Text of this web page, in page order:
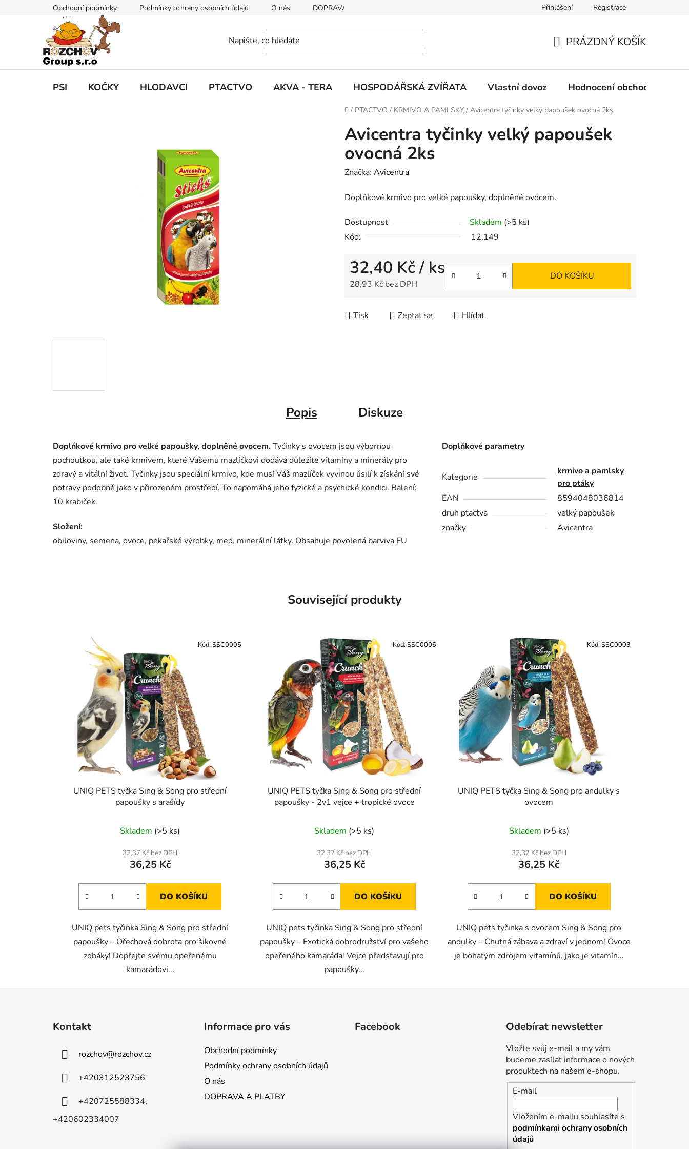
n
Obchodní podmínky Podmínky ochrany osobních údajů O nás DOPRAVA A PLATBY Přihlášení Registrace
K
U
O
PRÁZDNÝ KOŠÍK
PSI KOČKY HLODAVCI PTACTVO AKVA - TERA HOSPODÁŘSKÁ ZVÍŘATA Vlastní dovoz Hodnocení obchodu
D
m
ů
/ PTACTVO / KRMIVO A PAMLSKY / Avicentra tyčinky velký papoušek ovocná 2ks
Avicentra tyčinky velký papoušek
ovocná 2ks
Značka: Avicentra
Doplňkové krmivo pro velké papoušky, doplněné ovocem.
Dostupnost Skladem (>5 ks)
Kód:
12.149
32,40 Kč/ ks
28,93 Kč bez DPH
DO KOŠÍKU
Tisk Zeptat se Hlídat
Popis Diskuze
Doplňkové krmivo pro velké papoušky, doplněné ovocem. Tyčinky s ovocem jsou výbornou
pochoutkou, ale také krmivem, které Vašemu mazlíčkovi dodává důležité vitamíny a minerály pro
zdravý a vitální život. Tyčinky jsou speciální krmivo, kde musí Váš mazlíček vyvinou úsilí k získání své
potravy podobně jako v přirozeném prostředí. To napomáhá jeho fyzické a psychické kondici. Balení:
10 krabiček.
Složení:
obiloviny, semena, ovoce, pekařské výrobky, med, minerální látky. Obsahuje povolená barviva EU
Doplňkové parametry
Kategorie
krmivo a pamlsky
pro ptáky
EAN
8594048036814
druh ptactva
velký papoušek
značky
Avicentra
Související produkty
UNIQ PETS tyčka Sing & Song pro střední
papoušky s arašídy
Skladem (>5 ks)
32,37 Kč bez DPH
36,25 Kč
DO KOŠÍKU
UNIQ pets tyčinka Sing & Song pro střední
papoušky – Ořechová dobrota pro šikovné
zobáky! Dopřejte svému opeřenému
kamarádovi...
Kód:SSC0005
UNIQ PETS tyčka Sing & Song pro střední
papoušky - 2v1 vejce + tropické ovoce
Skladem (>5 ks)
32,37 Kč bez DPH
36,25 Kč
DO KOŠÍKU
UNIQ pets tyčinka Sing & Song pro střední
papoušky – Exotická dobrodružství pro vašeho
opeřeného kamaráda! Vejce představují pro
papoušky...
Kód: SSC0006
UNIQ PETS tyčka Sing & Song pro andulky s
ovocem
Skladem (>5 ks)
32,37 Kč bez DPH
36,25 Kč
DO KOŠÍKU
UNIQ pets tyčinka s ovocem Sing & Song pro
andulky – Chutná zábava a zdraví v jednom! Ovoce
je bohatým zdrojem vitamínů, jako je vitamín...
Kód: SSC0003
Kontakt
rozchov@rozchov.cz
+420312523756
+420725588334,
+420602334007
Informace pro vás
Obchodní podmínky
Podmínky ochrany osobních údajů
O nás
DOPRAVA A PLATBY
Facebook Odebírat newsletter
Vložte svůj e-mail a my vám
budeme zasílat informace o nových
produktech na našem e-shopu.
E-mail
Vložením e-mailu souhlasíte s
podmínkami ochrany osobních
údajů